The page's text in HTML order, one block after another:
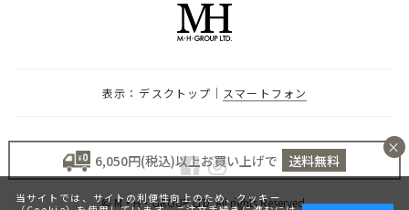
6,050円(税込)以上お買い上げで 送料無料
×
© M・H・GROUP LTD. All rights Reserved.
デスクトップ スマートフォン
当サイトでは、サイトの利便性向上のため、クッキー